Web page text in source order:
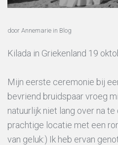
door Annemarie in Blog
Kilada in Griekenland 19
Mijn eerste ceremonie bij
bevriend bruidspaar vroeg
natuurlijk niet lang over na
prachtige locatie met een
van geluk:) Ik heb ervan